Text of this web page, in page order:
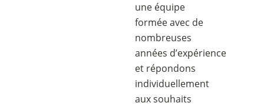
une équipe
formée avec de
nombreuses
années d’expérience
et répondons
individuellement
aux souhaits